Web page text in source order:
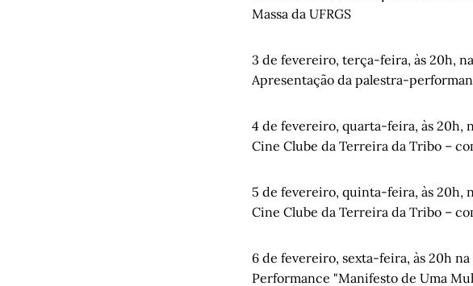
Massa da UFRGS
3 de fevereiro, terça-feira, às 20h,
Apresentação da palestra-
4 de fevereiro, quarta-feira, às 20h,
Cine Clube da Terreira da Tribo –
5 de fevereiro, quinta-feira, às 20h,
Cine Clube da Terreira da Tribo –
6 de fevereiro, sexta-feira, às 20h
Performance "Manifesto de Uma